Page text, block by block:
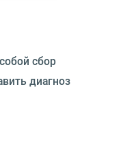
сбор
диагноз